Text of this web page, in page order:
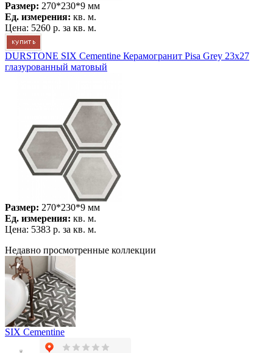
Размер: 270*230*9 мм
Ед. измерения: кв. м.
Цена: 5260 р. за кв. м.
DURSTONE SIX Cementine Керамогранит Pisa Grey 23x27
глазурованный матовый
Размер: 270*230*9 мм
Ед. измерения: кв. м.
Цена: 5383 р. за кв. м.
Недавно просмотренные коллекции
SIX Cementine